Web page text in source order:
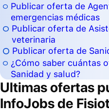
Publicar oferta de
emergencias médicas
Publicar oferta de
veterinaria
Publicar oferta de
¿Cómo saber cuántas
Sanidad y salud?
Ultimas ofertas
InfoJobs de